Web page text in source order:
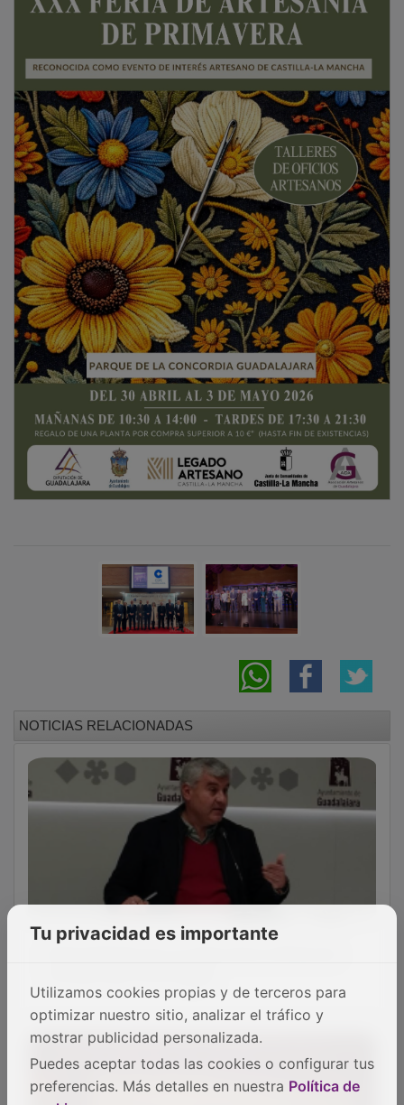
Preocupación por el cierre de la oficina de
Tu privacidad es importante
Utilizamos cookies propias y de terceros para
optimizar nuestro sitio, analizar el tráfico y
mostrar publicidad personalizada.
Puedes aceptar todas las cookies o configurar tus
preferencias. Más detalles en nuestra Política de